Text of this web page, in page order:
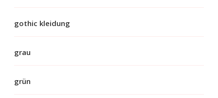
gothic kleidung
grau
grün